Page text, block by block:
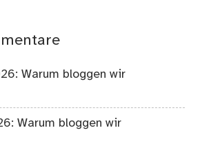
Warum bloggen wir
Warum bloggen wir